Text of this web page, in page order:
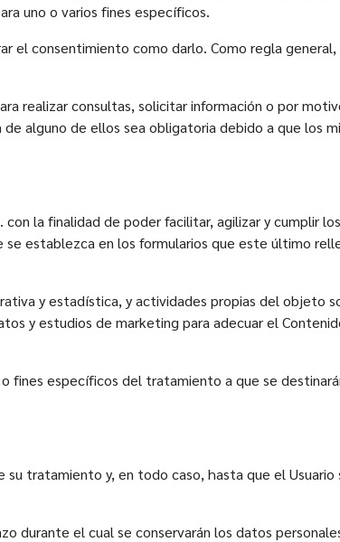
uno o varios fines específicos.
el consentimiento como darlo. Como regla general,
realizar consultas, solicitar información o por
alguno de ellos sea obligatoria debido a que los
la finalidad de poder facilitar, agilizar y cumplir los
establezca en los formularios que este último
y estadística, y actividades propias del objeto
y estudios de marketing para adecuar el
fines específicos del tratamiento a que se
tratamiento y, en todo caso, hasta que el Usuario
durante el cual se conservarán los datos